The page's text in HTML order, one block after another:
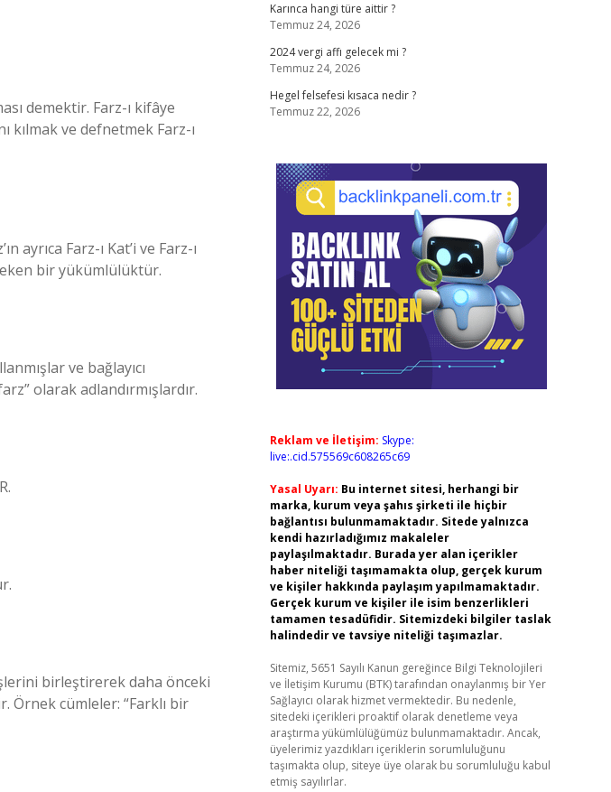
demektir. Farz-ı kifâye
kılmak ve defnetmek Farz-ı
ayrıca Farz-ı Kat’i ve Farz-ı
bir yükümlülüktür.
ve bağlayıcı
olarak adlandırmışlardır.
birleştirerek daha önceki
Örnek cümleler: “Farklı bir
Karınca hangi türe aittir ?
Temmuz 24, 2026
2024 vergi affı gelecek mi ?
Temmuz 24, 2026
Hegel felsefesi kısaca nedir ?
Temmuz 22, 2026
Reklam ve İletişim: Skype:
live:.cid.575569c608265c69
Yasal Uyarı: Bu internet sitesi, herhangi bir
marka, kurum veya şahıs şirketi ile hiçbir
bağlantısı bulunmamaktadır. Sitede yalnızca
kendi hazırladığımız makaleler
paylaşılmaktadır. Burada yer alan içerikler
haber niteliği taşımamakta olup, gerçek kurum
ve kişiler hakkında paylaşım yapılmamaktadır.
Gerçek kurum ve kişiler ile isim benzerlikleri
tamamen tesadüfidir. Sitemizdeki bilgiler taslak
halindedir ve tavsiye niteliği taşımazlar.
Sitemiz, 5651 Sayılı Kanun gereğince Bilgi Teknolojileri
ve İletişim Kurumu (BTK) tarafından onaylanmış bir Yer
Sağlayıcı olarak hizmet vermektedir. Bu nedenle,
sitedeki içerikleri proaktif olarak denetleme veya
araştırma yükümlülüğümüz bulunmamaktadır. Ancak,
üyelerimiz yazdıkları içeriklerin sorumluluğunu
taşımakta olup, siteye üye olarak bu sorumluluğu kabul
etmiş sayılırlar.